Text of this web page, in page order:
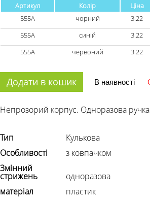
Артикул Колір Ціна
555А
чорний
3.22
555А
синій
3.22
555А
червоний 3.22
Додати в кошик В наявності
Непрозорий корпус. Одноразова ручка
Тип
Кулькова
Особливості
з ковпачком
Змінний
стрижень
одноразова
матеріал
пластик